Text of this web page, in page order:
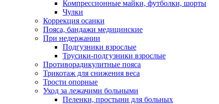
Компрессионные майки, футболки, шорты
Чулки
Коррекция осанки
Пояса, бандажи медицинские
При недержании
Подгузники взрослые
Трусики-подгузники взрослые
Противорадикулитные пояса
Трикотаж для снижения веса
Трости опорные
Уход за лежачими больными
Пеленки, простыни для больных